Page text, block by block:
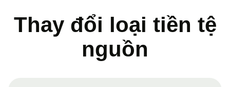
Thay đổi loại tiền tệ
nguồn